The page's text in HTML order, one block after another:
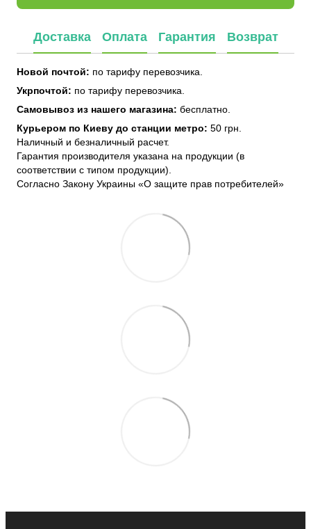
Доставка Оплата Гарантия Возврат
Новой почтой: по тарифу перевозчика.
Укрпочтой: по тарифу перевозчика.
Самовывоз из нашего магазина: бесплатно.
Курьером по Киеву до станции метро: 50 грн.
Наличный и безналичный расчет.
Гарантия производителя указана на продукции (в
соответствии с типом продукции).
Согласно Закону Украины «О защите прав потребителей»